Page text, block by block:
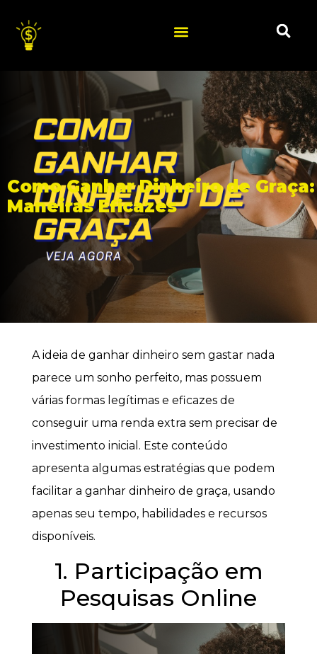
Como Ganhar Dinheiro de Graça:
Maneiras Eficazes
A ideia de ganhar dinheiro sem gastar nada
parece um sonho perfeito, mas possuem
várias formas legítimas e eficazes de
conseguir uma renda extra sem precisar de
investimento inicial. Este conteúdo
apresenta algumas estratégias que podem
facilitar a ganhar dinheiro de graça, usando
apenas seu tempo, habilidades e recursos
disponíveis.
1. Participação em
Pesquisas Online